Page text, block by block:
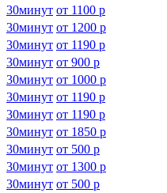
30минут от 1100 р
30минут от 1200 р
30минут от 1190 р
30минут от 900 р
30минут от 1000 р
30минут от 1190 р
30минут от 1190 р
30минут от 1850 р
30минут от 500 р
30минут от 1300 р
30минут от 500 р